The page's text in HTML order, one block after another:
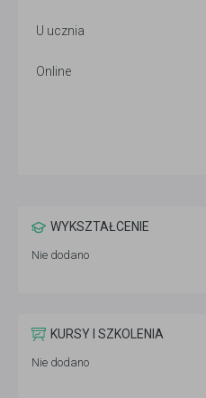
U ucznia
Online
WYKSZTAŁCENIE
Nie dodano
KURSY I SZKOLENIA
Nie dodano